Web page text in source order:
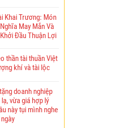
Khai Trương: Món
May Mắn Và
Đầu Thuận Lợi
thần tài thuần Việt
khí và tài lộc
doanh nghiệp
vừa giá hợp lý
này tụi mình nghe